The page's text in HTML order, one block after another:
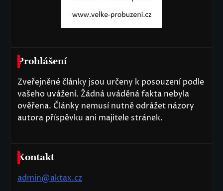
Prohlášení
Zveřejněné články jsou určeny k posouzení podle
vašeho uvážení. Žádná uváděná fakta nebyla
ověřena. Články nemusí nutně odrážet názory
autora příspěvku ani majitele stránek.
Kontakt
admin@aktax.cz